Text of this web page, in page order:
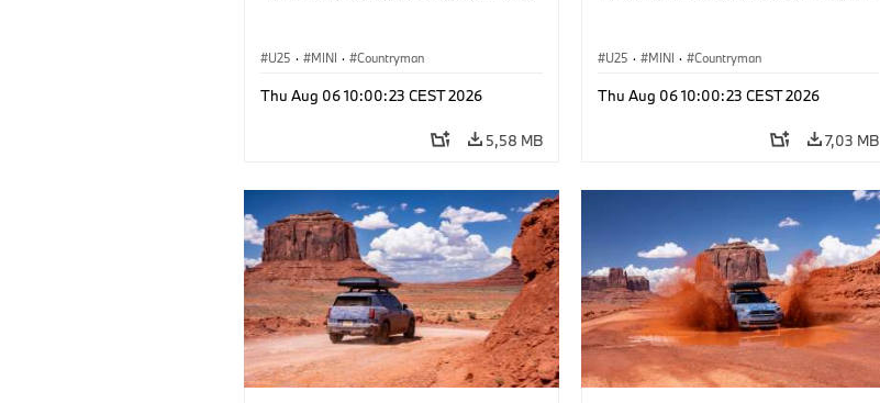
U25 · MINI · Countryman
Thu Aug 06 10:00:23 CEST 2026
5,58 MB
U25 · MINI · Countryman
Thu Aug 06 10:00:23 CEST 2026
7,03 MB